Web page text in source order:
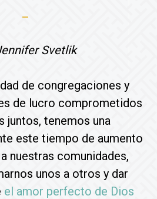
Svetlik
de congregaciones y
de lucro comprometidos
juntos, tenemos una
este tiempo de aumento
nuestras comunidades,
unos a otros y dar
el amor perfecto de Dios